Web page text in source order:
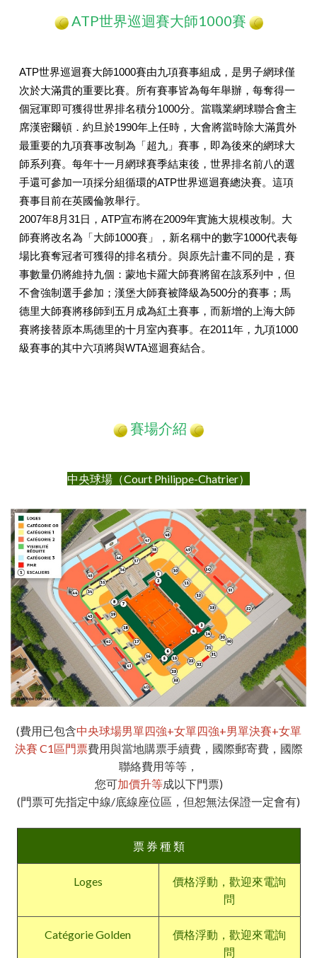
ATP世界巡迴賽大師1000賽
ATP世界巡迴賽大師1000賽由九項賽事組成，是男子網球僅
次於大滿貫的重要比賽。所有賽事皆為每年舉辦，每奪得一
個冠軍即可獲得世界排名積分1000分。當職業網球聯合會主
席漢密爾頓．約旦於1990年上任時，大會將當時除大滿貫外
最重要的九項賽事改制為「超九」賽事，即為後來的網球大
師系列賽。每年十一月網球賽季結束後，世界排名前八的選
手還可參加一項採分組循環的ATP世界巡迴賽總決賽。這項
賽事目前在英國倫敦舉行。
2007年8月31日，ATP宣布將在2009年實施大規模改制。大
師賽將改名為「大師1000賽」，新名稱中的數字1000代表每
場比賽奪冠者可獲得的排名積分。與原先計畫不同的是，賽
事數量仍將維持九個：蒙地卡羅大師賽將留在該系列中，但
不會強制選手參加；漢堡大師賽被降級為500分的賽事；馬
德里大師賽將移師到五月成為紅土賽事，而新增的上海大師
賽將接替原本馬德里的十月室內賽事。在2011年，九項1000
級賽事的其中六項將與WTA巡迴賽結合。
賽場介紹
中央球場 （Court Philippe-Chatrier）
(費用已包含中央球場男單四強+女單四強+男單決賽+女單
決賽 C1區門票費用與當地購票手續費，國際郵寄費，國際
聯絡費用等等，
您可加價升等成以下門票)
(門票可先指定中線/底線座位區，但恕無法保證一定會有)
票 券 種 類
Loges
價格浮動，歡迎來電詢
問
Catégorie Golden
價格浮動，歡迎來電詢
問